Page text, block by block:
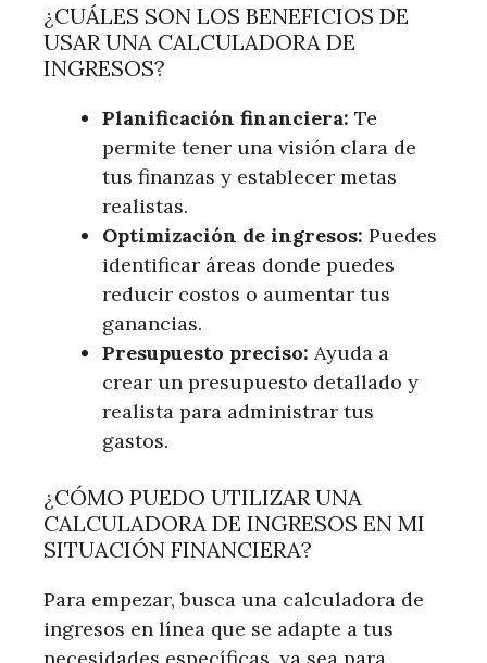
¿CUÁLES SON LOS BENEFICIOS DE
USAR UNA CALCULADORA DE
INGRESOS?
Planificación financiera: Te
permite tener una visión clara de
tus finanzas y establecer metas
realistas.
Optimización de ingresos: Puedes
identificar áreas donde puedes
reducir costos o aumentar tus
ganancias.
Presupuesto preciso: Ayuda a
crear un presupuesto detallado y
realista para administrar tus
gastos.
¿CÓMO PUEDO UTILIZAR UNA
CALCULADORA DE INGRESOS EN MI
SITUACIÓN FINANCIERA?
Para empezar, busca una calculadora de
ingresos en línea que se adapte a tus
necesidades específicas, ya sea para